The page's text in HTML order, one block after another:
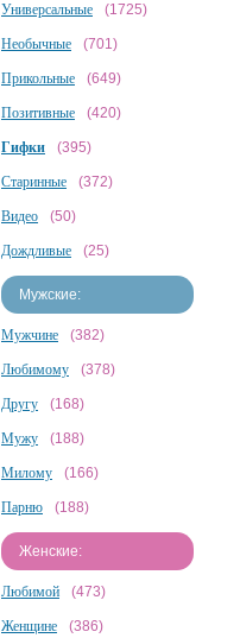
Универсальные (1725)
Необычные (701)
Прикольные (649)
Позитивные (420)
Гифки (395)
Старинные (372)
Видео (50)
Дождливые (25)
Мужские:
Мужчине (382)
Любимому (378)
Другу (168)
Мужу (188)
Милому (166)
Парню (188)
Женские:
Любимой (473)
Женщине (386)